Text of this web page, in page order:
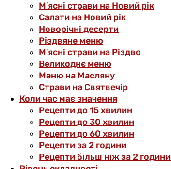
М’ясні страви на Новий рік
Салати на Новий рік
Новорічні десерти
Різдвяне меню
М’ясні страви на Різдво
Великоднє меню
Меню на Масляну
Страви на Святвечір
Коли час має значення
Рецепти до 15 хвилин
Рецепти до 30 хвилин
Рецепти до 60 хвилин
Рецепти за 2 години
Рецепти більш ніж за 2 години